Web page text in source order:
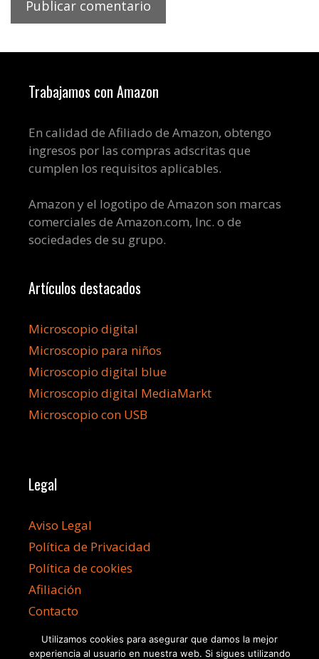
Trabajamos con Amazon
En calidad de Afiliado de Amazon, obtengo
ingresos por las compras adscritas que
cumplen los requisitos aplicables.
Amazon y el logotipo de Amazon son marcas
comerciales de Amazon.com, Inc. o de
sociedades de su grupo.
Artículos destacados
Microscopio digital
Microscopio para niños
Microscopio digital blue
Microscopio digital MediaMarkt
Microscopio con USB
Legal
Aviso Legal
Política de Privacidad
Política de cookies
Afiliación
Contacto
Utilizamos cookies para asegurar que damos la mejor
experiencia al usuario en nuestra web. Si sigues utilizando